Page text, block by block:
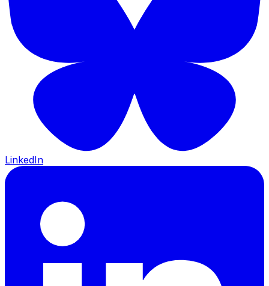
LinkedIn